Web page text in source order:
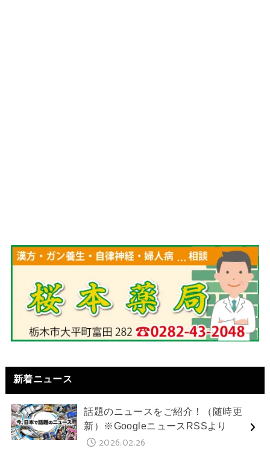
新着ニュース
話題のニュースをご紹介！（随時更
新）※GoogleニュースRSSより
2026.02.26